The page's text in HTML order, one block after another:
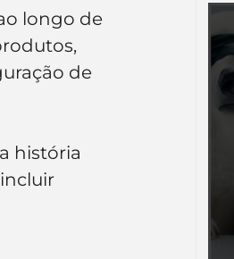
longo de
de
história